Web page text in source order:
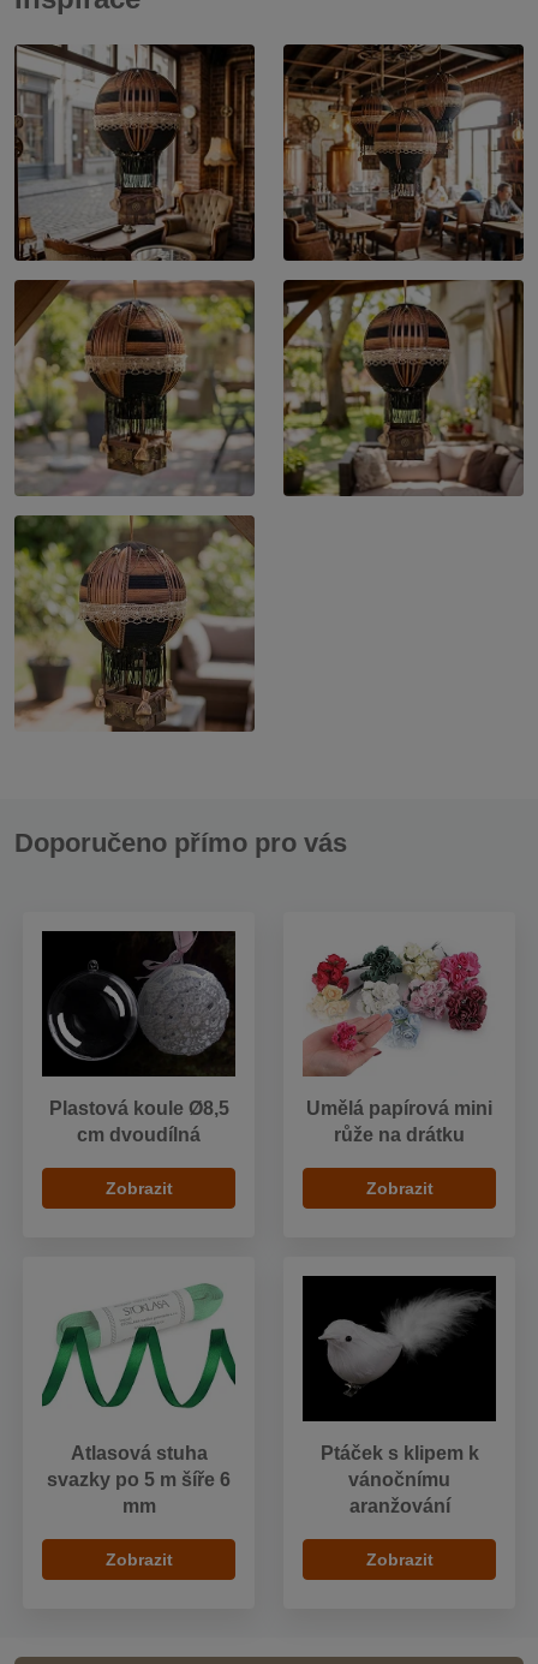
Doporučeno přímo pro vás
Plastová koule Ø8,5
cm dvoudílná
Zobrazit
Umělá papírová mini
růže na drátku
Zobrazit
Atlasová stuha
svazky po 5 m šíře 6
mm
Zobrazit
Ptáček s klipem k
vánočnímu
aranžování
Zobrazit